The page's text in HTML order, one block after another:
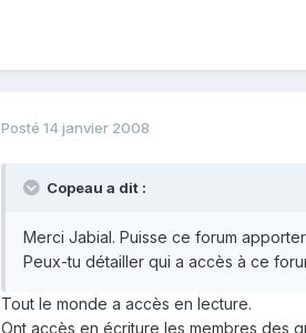
Posté 14 janvier 2008
Copeau a dit :
Merci Jabial. Puisse ce forum
Peux-tu détailler qui a accès à ce
Tout le monde a accès en lecture.
Ont accès en écriture les membres des